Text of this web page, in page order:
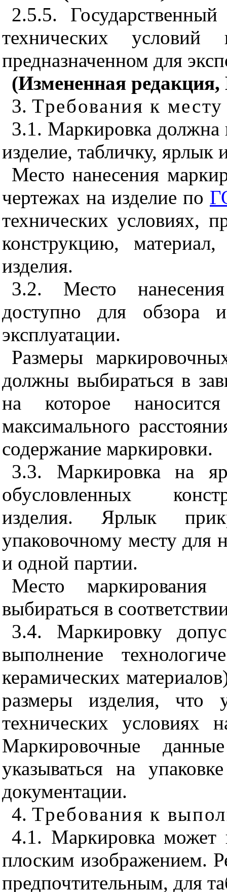
2.5.5.
технических
предназначенном для
(Измененная
3. Требования к
3.1. Маркировка должна
изделие, табличку, ярлык
Место нанесения
чертежах на изделие по
технических условиях,
конструкцию,
изделия.
3.2. Место
доступно для обзора
эксплуатации.
Размеры
должны выбираться в
на которое
максимального
содержание маркировки.
3.3. Маркировка на
обусловленных
изделия. Ярлык
упаковочному месту для
и одной партии.
Место
выбираться в
3.4. Маркировку
выполнение
керамических
размеры изделия, что
технических условиях
Маркировочные
указываться на
документации.
4. Требования к
4.1. Маркировка может
плоским изображением.
предпочтительным, для